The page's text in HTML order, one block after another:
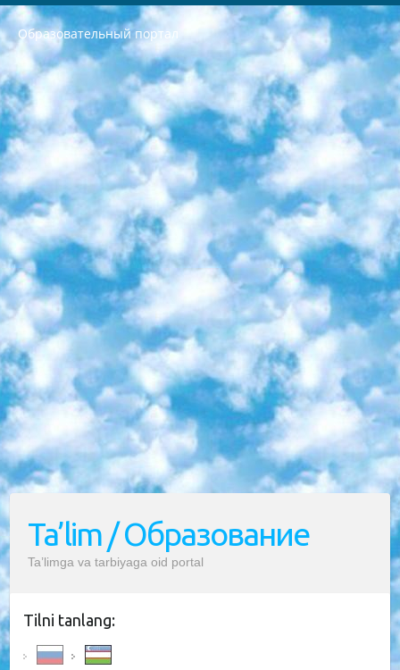
Образовательный портал
РЕСПУБЛИКА УЗБЕКИСТАН МИНИСТРЕРСТВО ДОШКОЛЬНОГО И ШКОЛЬНОГО ОБРАЗОВАНИЯ КОМАНДА в общеобразовательных учреждениях в 2023-2024 учебном году организация и проведение итоговой государственной аттестации обучающихся о Министра дошкольного и школьного образования Республики Узбекистан от 4 марта 2008 года (постановлением Минюста от 20 марта 2008 года № 1778 государственной регистрации) «Итоговое состояние учащихся общего среднего образования на основании положения об утверждении положения об аттестации общего среднего образования выпускной экзамен студентов в образовательных учреждениях в 2023-2024 учебном году В целях организации и прохождения аттестации приказываю: 1. Следующее: перечень предметов, по которым будет проводиться итоговая государственная аттестация и экзамен формы перевода согласно приложению 1; сертификаты международного образца, оценивающие уровень владения иностранными языками перечень согласно приложению 2; 2. Педагогический при специализированных образовательных учреждениях. научно-практический центр квалификации и международной оценки (Д.Давидова) 2024 г. До 25 марта: задания по предметам, по которым будет проводиться итоговая аттестация разработка и утверждение технических условий; итоговая аттестация на основании разработанного предметного задания разработка вопросов по предметам (устно и письменно), экзамен передача; общеобразовательные средние школы и специальные учебные заведения учащиеся выпускных классов школ и интернатов в агентской системе подготовка базы данных экзаменационных материалов и критериев оценки; перевод базы экзаменационных материалов на все языки обучения подать в Республиканский образовательный центр для изготовления; варианты экзаменов на основе разработанных контрольных материалов пусть будут поставлены задачи формирования. 3. Республиканский образовательный центр (Ш.Худайкулов) до 5 апреля 2024 года. до: база данных предоставленных экзаменационных материалов на все языки обучения перевод и экспертиза; для слепых, слабовидящих, глухих, слабослышащих и умственно отсталых детей учащиеся выпускных классов специализированных школ и школ-интернатов база данных экзаменационных материалов на всех преподаваемых языках подготовка критериев оценки; специализированные школы для умственно отсталых детей и технологии для учащихся выпускных классов школ-интернатов разработка соответствующих рекомендаций и критериев проведения ЕГЭ по естествознанию давать задания. 4. Педагогический при специализированных образовательных учреждениях. Научно-практический центр навыков и международной оценки (Д.Давидова), Республика образовательный центр (Худайкулов Ш.) итоговый государственный аттестационный экзамен ориентирован на творческое и логическое мышление при подготовке базы материалов учитывать введение заданий. 5. Следует отметить, что: сертификат государственного образца о знании общеобразовательного предмета и как минимум национальный уровень B1 по предметам на иностранных языках, указанным в Приложении 2. или международно признанный сертификат эквивалентного уровня студенты, изучающие определенный предмет, освобождаются от экзамена; по соответствующим предметам запланирована итоговая государственная аттестация за день до дня, путем жеребьевки Рабочей группой (в письменной форме по предметам, проводимым в форме) из числа сформированных вариантов выбрано 2 варианта; 2 выбранных варианта экзамена анонсированы на официальном сайте министерства и все выпускники по всей стране на основе этих вариантов проводит итоговую государственную аттестацию. 6. Государственное образование учащихся средних общеобразовательных учреждений. знания в соответствии с квалификационными требованиями, которые необходимо приобрести на основании стандартов итоговый (выпускной) контроль для 9 и 11 классов в целях тестирования Экзамены (далее – экзамены) состоят из предметов, перечисленных в приложении 1. будет сделано. 7. Экзамены пройдут с 26 мая по 15 июня 2024 г. (кроме науки физического воспитания). 8. Физическая для учащихся 9 классов общесредних образовательных учреждений. Экзамены по предмету «Образование, квалификация медицина» 1-6 мая 2024 года. сотрудники перевести под присмотр (с отклонениями в физическом или умственном развитии) специализированная школа для детей, школы-интернаты и со сколиозом школы-интернаты санаторного типа для больных детей исключены). 9. Он был слепым, слабовидящим и имел нарушения опорно-двигательного аппарата. экзамены в специализированных школах и интернатах для детей должны проводиться исходя из требований, предъявляемых к общеобразовательным учреждениям (физкультура кроме науки). 10. Специализированная школа для глухих и слабослышащих детей. и экзамены в интернатах и быть реализован в виде письменного теста по математике. 11. Специальность для умственно отсталых детей. Для 9 класса Родной язык и литературное письмо Государственный язык (язык обучения – узбекский). для неклассов) написано Математическое письмо Письменная/устная история Узбекистана Физическое воспитание практично Итоговый контроль Для 11 класса Написание родного языка и литературы (эссе) Математическое письмо Узбекский язык (обучение на узбекском языке) не посещающее общее среднее образование для учреждений)/Образовательное учреждение выбор письменный и устный Иностранный язык письменный/устный Письменная/устная история Узбекистана *По выбору студента:  Химия  Физика  Основы государственного права  География 10 бесплатных образовательных ресурсов - Мы составили подборку онлайн-проектов с интерактивными упражнениями, видеолекциями и статьями. Они помогут вам обрести новые и освежить старые знания бесплатно. 1. «ИНТУИТ» Старейшая образовательная площадка Рунета. Здесь вы найдёте сотни текстовых и видеокурсов на десятки различных тем — от программирования до психологии. Многие курсы подготовлены российскими университетами и крупными международными компаниями вроде Intel и Microsoft. Самостоятельное обучение бесплатное, но желающие могут оплатить услуги персональных наставников. 2. «Смартия» знакомит с актуальными профессиями и подсказывает, как им обучаться. Выбрав заинтересовавшую вас специальность — SMM-специалист, фотограф, веб-дизайнер или другую, — увидите список необходимых для неё умений. Чтобы вы могли освоить их самостоятельно, для каждого умения площадка отображает подборку ссылок на учебные материалы. Хотя «Смартия» ориентируется на русскоязычную аудиторию, часть контента всё же доступна только на английском. 3. «Лекторий Физтеха» Проект Московского физико-технического института (Физтеха). С его помощью вы можете смотреть онлайн серии лекций, записанные на видео в этом вузе. В числе доступных предметов — физика, биология, химия, информационные технологии и другие. К некоторым лекциям администрация ресурса прилагает готовые конспекты, которые можно скачивать в PDF-формате. 4. ITMOcourses Онлайн-площадка Санкт-Петербургского национального исследовательского университета информационных технологий, механики и оптики (ИТМО). Ресурс предоставляет свободный доступ к курсам, разработанным в этом вузе. Каталог материалов разбит на четыре категории: «Оптические системы и технологии», «Приборостроение и робототехника», «Информационные технологии» и «Биотехнологии». Курсы состоят из видеолекций, интерактивных демонстраций и заданий. 5. «КиберЛенинка» Электронная научная библиотека открытого доступа. Каталог площадки регулярно обрастает текстами статей из различных научных изданий. Сгруппированные по журналам и рубрикам публикации можно читать онлайн или скачивать целиком в PDF-формате. Проект нацелен на популяризацию науки за счёт открытого доступа к качественной информации. 6. «ПостНаука» На этом ресурсе публикуют подборки видеолекций, составленные экспертами из разных отраслей и объединённые общими темами. Среди них, к примеру, есть серии «Биоинформатика и геномика», «Культура средневековой Скандинавии» и Cinema Studies о теории кино. Каждая подборка лекций — логически связанная история, рассказанная экспертом от первого лица. Кроме того, на сайте появляются научно-образовательные статьи и тесты на разные темы. 7. «Newочём» Команда проекта «Newочём» отбирает самые интересные тексты из англоязычных СМИ и переводит те из них, за которые голосуют участники сообщества «ВКонтакте». По большей части это научно-популярные статьи. Редакторы придумывают лишь заголовки, в остальном содержание переводов соответствует оригиналам. Полные тексты можно читать прямо в социальной сети. 8. InternetUrok Онлайн-база материалов по основным дисциплинам школьной программы. Информация на сайте структурирована по классам, предметам и темам (урокам). Каждый урок состоит из видеолекций и конспектов. Есть также интерактивные тренажёры и тесты для закрепления пройденного материала. Даже если вы давно окончили школу, возможность повторить программу старших классов всегда может пригодиться. 9. Edutainme Ещё один ресурс об образовании. В отличие от Newtonew, как мне кажется, Edutainme больше ориентируется на представителей индустрии: педагогов, предпринимателей, разработчиков образовательных проектов. Но и любой, кто просто стремится к саморазвитию, найдёт на сайте много полезного и интересного для себя. Например, информацию о новых курсах и образовательных сервисах. 10. Newtonew Онлайн-медиа об образовании и обучении в широком смысле. Авторы Newtonew пишут об инструментах, заведениях, тактиках и стратегиях, которые помогают учить других и получать новые знания самостоятельно. На этой площадке вы найдёте новости, обзоры, аналитические мат
Ta’lim / Образование
Ta’limga va tarbiyaga oid portal
Tilni tanlang: